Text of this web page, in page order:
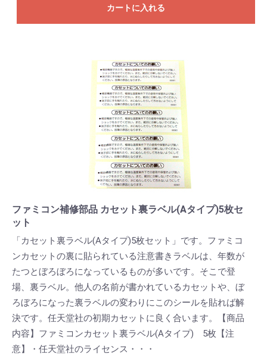
カートに入れる
ファミコン補修部品 カセット裏ラベル(Aタイプ)5枚セ
ット
「カセット裏ラベル(Aタイプ)5枚セット」です。ファミコ
ンカセットの裏に貼られている注意書きラベルは、年数が
たつとぼろぼろになっているものが多いです。そこで登
場、裏ラベル。他人の名前が書かれているカセットや、ぼ
ろぼろになった裏ラベルの変わりにこのシールを貼れば解
決です。任天堂社の初期カセットに良く合います。【商品
内容】ファミコンカセット裏ラベル(Aタイプ) 5枚【注
意】・任天堂社のライセンス・・・